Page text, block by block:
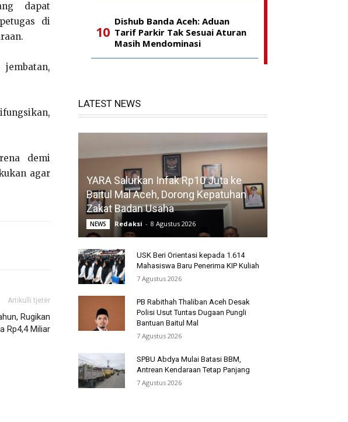
dapat
di
demi
agar
Artikulli tjetër
Rugikan
Rp4,4 Miliar
Dishub Banda Aceh: Aduan
Tarif Parkir Tak Sesuai Aturan
Masih Mendominasi
LATEST NEWS
YARA Salurkan Infak Rp10 Juta ke
Baitul Mal Aceh, Dorong Kepatuhan
Zakat Badan Usaha
NEWS Redaksi - 8 Agustus 2026
USK Beri Orientasi kepada 1.614
Mahasiswa Baru Penerima KIP Kuliah
7 Agustus 2026
PB Rabithah Thaliban Aceh Desak
Polisi Usut Tuntas Dugaan Pungli
Bantuan Baitul Mal
7 Agustus 2026
SPBU Abdya Mulai Batasi BBM,
Antrean Kendaraan Tetap Panjang
7 Agustus 2026